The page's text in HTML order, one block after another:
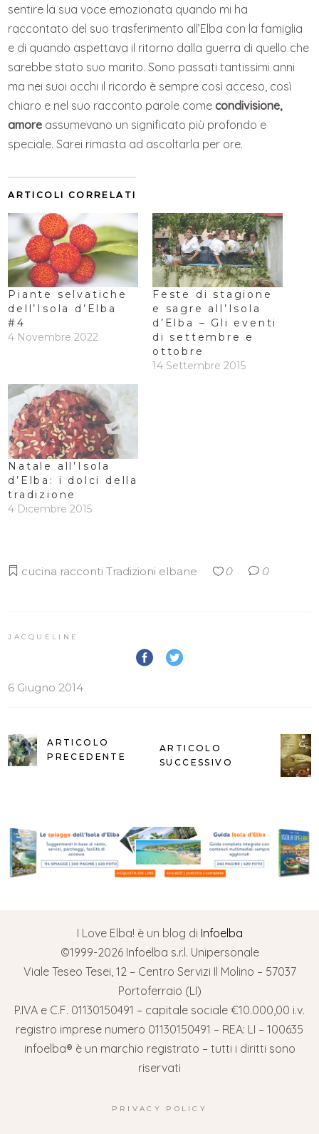
sentire la sua voce emozionata quando mi ha
raccontato del suo trasferimento all’Elba con la famiglia
e di quando aspettava il ritorno dalla guerra di quello che
sarebbe stato suo marito. Sono passati tantissimi anni
ma nei suoi occhi il ricordo è sempre così acceso, così
chiaro e nel suo racconto parole comecondivisione,
amore assumevano un significato più profondo e
speciale. Sarei rimasta ad ascoltarla per ore.
ARTICOLI CORRELATI
Piante selvatiche
dell’Isola d’Elba
#4
4 Novembre 2022
Feste di stagione
e sagre all’Isola
d’Elba – Gli eventi
di settembre e
ottobre
14 Settembre 2015
Natale all’Isola
d’Elba: i dolci della
tradizione
4 Dicembre 2015
cucina racconti Tradizioni elbane 0 0
JACQUELINE
6 Giugno 2014
ARTICOLO
PRECEDENTE
ARTICOLO
SUCCESSIVO
I Love Elba! è un blog di Infoelba
©1999-2026 Infoelba s.r.l. Unipersonale
Viale Teseo Tesei, 12 – Centro Servizi Il Molino – 57037
Portoferraio (LI)
P.IVA e C.F. 01130150491 – capitale sociale €10.000,00 i.v.
registro imprese numero 01130150491 – REA: LI – 100635
infoelba® è un marchio registrato – tutti i diritti sono
riservati
PRIVACY POLICY